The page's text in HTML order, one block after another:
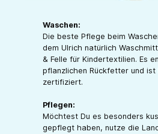
Waschen:
Die beste Pflege beim
dem Ulrich natürlich
& Felle für Kindertextilien. Es
pflanzlichen Rückfetter und ist
zertifiziert.
Pflegen:
Möchtest Du es besonders
gepflegt haben, nutze die